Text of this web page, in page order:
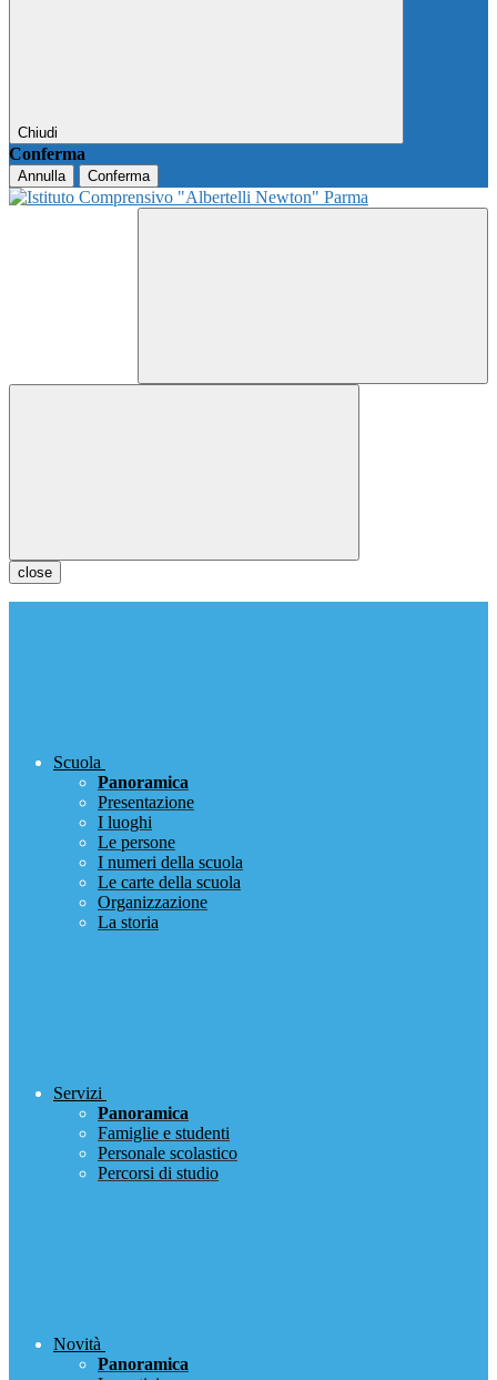
Chiudi
Conferma
Annulla Conferma
close
Scuola
Panoramica
Presentazione
I luoghi
Le persone
I numeri della scuola
Le carte della scuola
Organizzazione
La storia
Servizi
Panoramica
Famiglie e studenti
Personale scolastico
Percorsi di studio
Novità
Panoramica